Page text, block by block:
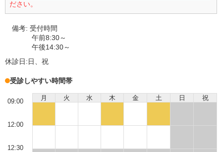
ださい。
備考:受付時間
午前8:30～
午後14:30～
休診日:日、祝
受診しやすい時間帯
月 火 水 木 金 土 日 祝
09:00
12:00
12:30